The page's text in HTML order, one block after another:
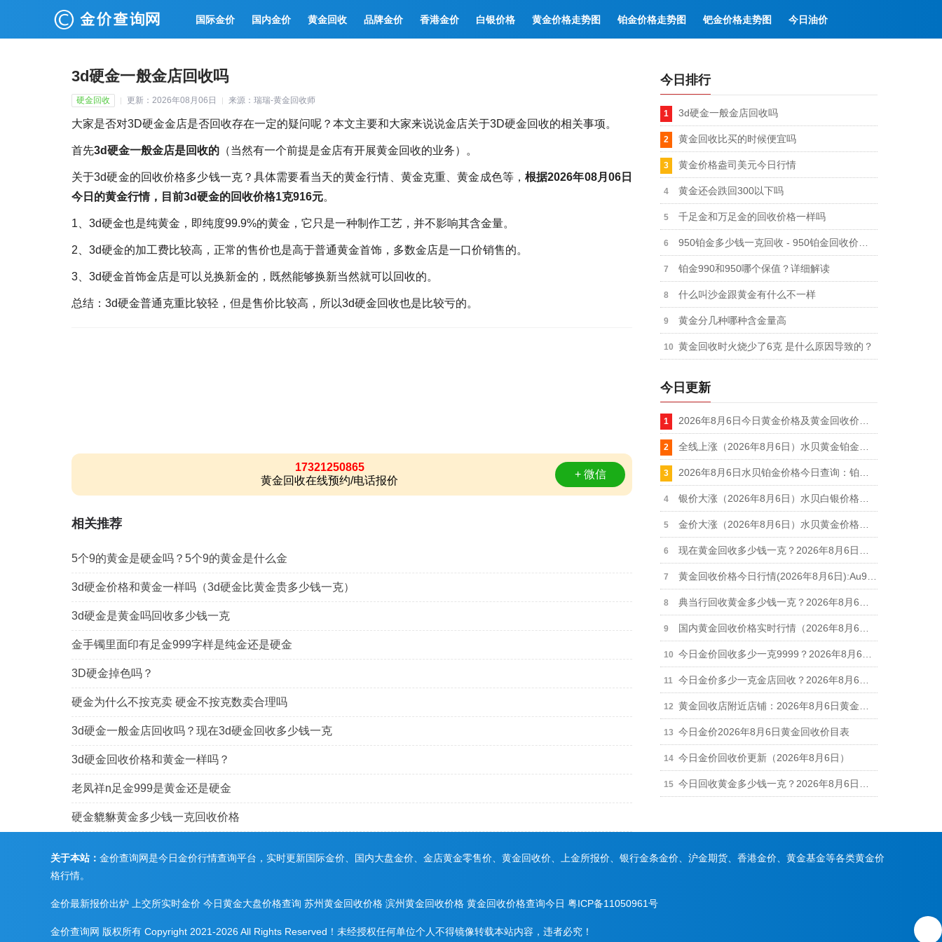
国际金价 国内金价 黄金回收 品牌金价 香港金价 白银价格 黄金价格走势图 铂金价格走势图 钯金价格走势图 今日油价
3d硬金一般金店回收吗
硬金回收 更新：2026年08月06日 来源：瑞瑞-黄金回收师
大家是否对3D硬金金店是否回收存在一定的疑问呢？本文主要和大家来说说金店关于3D硬金回收的相关事项。
首先3d硬金一般金店是回收的 （当然有一个前提是金店有开展黄金回收的业务）。
关于3d硬金的回收价格多少钱一克？具体需要看当天的黄金行情、黄金克重、黄金成色等，根据2026年08月06日
今日的黄金行情，目前3d硬金的回收价格1克916元。
1、3d硬金也是纯黄金，即纯度99.9%的黄金，它只是一种制作工艺，并不影响其含金量。
2、3d硬金的加工费比较高，正常的售价也是高于普通黄金首饰，多数金店是一口价销售的。
3、3d硬金首饰金店是可以兑换新金的，既然能够换新当然就可以回收的。
总结：3d硬金普通克重比较轻，但是售价比较高，所以3d硬金回收也是比较亏的。
17321250865
黄金回收在线预约/电话报价
+ 微信
相关推荐
5个9的黄金是硬金吗？5个9的黄金是什么金
3d硬金价格和黄金一样吗（3d硬金比黄金贵多少钱一克）
3d硬金是黄金吗回收多少钱一克
金手镯里面印有足金999字样是纯金还是硬金
3D硬金掉色吗？
硬金为什么不按克卖 硬金不按克数卖合理吗
3d硬金一般金店回收吗？现在3d硬金回收多少钱一克
3d硬金回收价格和黄金一样吗？
老凤祥n足金999是黄金还是硬金
硬金貔貅黄金多少钱一克回收价格
今日排行
3d硬金一般金店回收吗
黄金回收比买的时候便宜吗
黄金价格盎司美元今日行情
黄金还会跌回300以下吗
千足金和万足金的回收价格一样吗
铂金990和950哪个保值？详细解读
什么叫沙金跟黄金有什么不一样
黄金分几种哪种含金量高
黄金回收时火烧少了6克 是什么原因导致的？
今日更新
今日金价2026年8月6日黄金回收价目表
今日金价回收价更新（2026年8月6日）
关于本站： 金价查询网是今日金价行情查询平台，实时更新国际金价、国内大盘金价、金店黄金零售价、黄金回收价、上金所报价、银行金条金价、沪金期货、香港金价、黄金基金等各类黄金价
格行情。
金价最新报价出炉 上交所实时金价 今日黄金大盘价格查询 苏州黄金回收价格 滨州黄金回收价格 黄金回收价格查询今日 粤ICP备11050961号
金价查询网 版权所有 Copyright 2021-2026 All Rights Reserved！未经授权任何单位个人不得镜像转载本站内容，违者必究！